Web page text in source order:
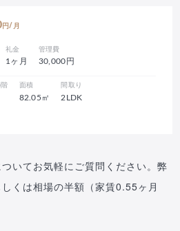
円/月
礼金
1ヶ月
管理費
30,000円
面積
82.05㎡
間取り
2LDK
いてお気軽にご質問ください。弊
くは相場の半額（家賃0.55ヶ月